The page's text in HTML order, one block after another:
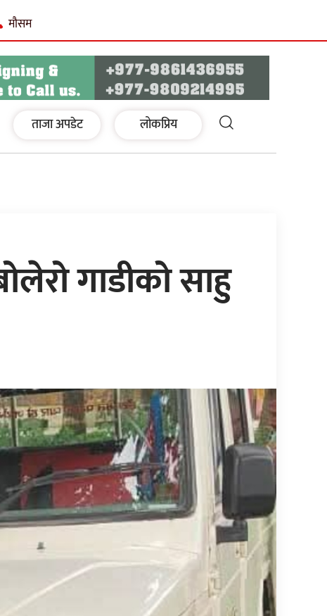
मौसम
ताजा अपडेट लोकप्रिय
गाडीको साहु